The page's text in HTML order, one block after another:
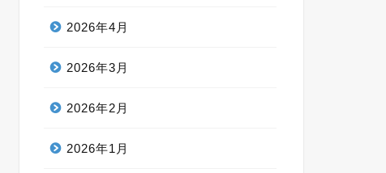
2026年4月
2026年3月
2026年2月
2026年1月